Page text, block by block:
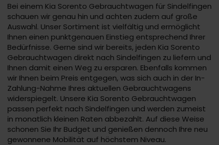
Bei einem Kia Sorento Gebrauchtwagen für Sindelfingen
schauen wir genau hin und achten zudem auf große
Auswahl. Unser Sortiment ist vielfältig und ermöglicht
Ihnen einen punktgenauen Einstieg entsprechend Ihrer
Bedürfnisse. Gerne sind wir bereits, jeden Kia Sorento
Gebrauchtwagen direkt nach Sindelfingen zu liefern und
Ihnen damit einen Weg zu ersparen. Ebenfalls kommen
wir Ihnen beim Preis entgegen, was sich auch in der In-
Zahlung-Nahme Ihres aktuellen Gebrauchtwagens
widerspiegelt. Unsere Kia Sorento Gebrauchtwagen
passen perfekt nach Sindelfingen und werden zumeist
in monatlich kleinen Raten abbezahlt. Auf diese Weise
schonen Sie Ihr Budget und genießen dennoch Ihre neu
gewonnene Mobilität auf höchstem Niveau.